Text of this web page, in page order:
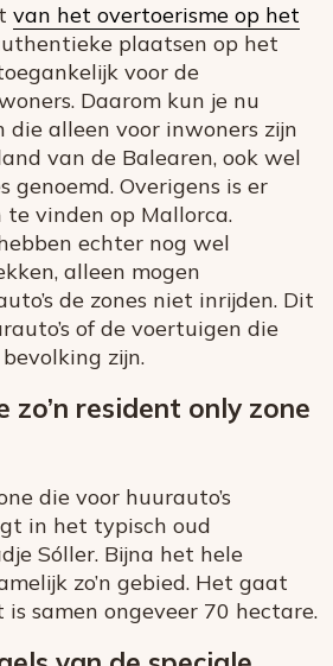
van het overtoerisme op het
plaatsen op het
voor de
Daarom kun je nu
die alleen voor inwoners zijn
van de Balearen, ook wel
genoemd. Overigens is er
vinden op Mallorca.
echter nog wel
alleen mogen
de zones niet inrijden. Dit
of de voertuigen die
zijn.
zo’n resident only zone
die voor huurauto’s
in het typisch oud
Sóller. Bijna het hele
zo’n gebied. Het gaat
samen ongeveer 70 hectare.